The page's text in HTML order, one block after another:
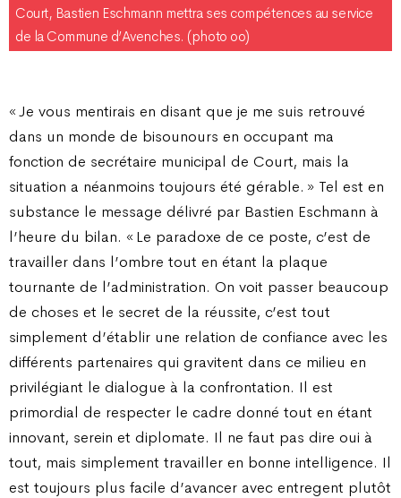
Court, Bastien Eschmann mettra ses compétences au service
de la Commune d’Avenches. (photo oo)
« Je vous mentirais en disant que je me suis retrouvé
dans un monde de bisounours en occupant ma
fonction de secrétaire municipal de Court, mais la
situation a néanmoins toujours été gérable. » Tel est en
substance le message délivré par Bastien Eschmann à
l’heure du bilan. « Le paradoxe de ce poste, c’est de
travailler dans l’ombre tout en étant la plaque
tournante de l’administration. On voit passer beaucoup
de choses et le secret de la réussite, c’est tout
simplement d’établir une relation de confiance avec les
différents partenaires qui gravitent dans ce milieu en
privilégiant le dialogue à la confrontation. Il est
primordial de respecter le cadre donné tout en étant
innovant, serein et diplomate. Il ne faut pas dire oui à
tout, mais simplement travailler en bonne intelligence. Il
est toujours plus facile d’avancer avec entregent plutôt